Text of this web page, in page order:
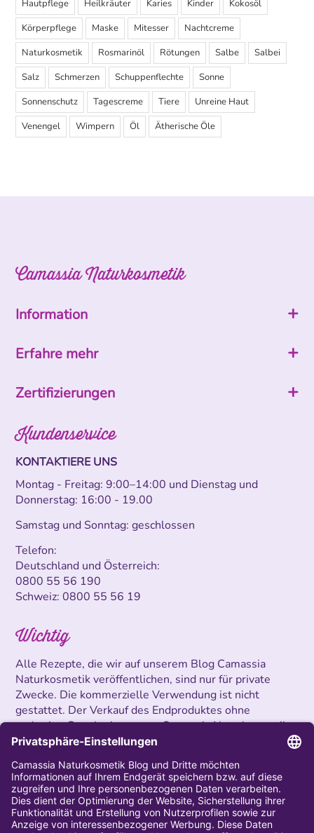
Hautpflege
Heilkräuter Karies Kinder
Kokosöl
Körperpflege
Maske Mitesser
Nachtcreme
Naturkosmetik
Rosmarinöl Rötungen Salbe
Salbei
Salz
Schmerzen Schuppenflechte
Sonne
Sonnenschutz
Tagescreme Tiere
Unreine Haut
Venengel
Wimpern Öl Ätherische Öle
Camassia Naturkosmetik
Information
Erfahre mehr
Kundenservice
KONTAKTIERE UNS
Montag - Freitag: 9:00–14:00 und Dienstag und
Donnerstag: 16:00 - 19.00
Samstag und Sonntag: geschlossen
Telefon:
Deutschland und Österreich:
0800 55 56 190
Schweiz:0800 55 56 19
Wichtig
Alle Rezepte, die wir auf unserem Blog Camassia
Naturkosmetik veröffentlichen, sind nur für private
Zwecke. Die kommerzielle Verwendung ist nicht
gestattet. Der Verkauf des Endproduktes ohne
vorherige Genehmigung von Camassia Naturkosmetik
ist untersagt.
Zertifizierungen